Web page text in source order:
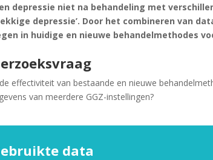
depressie niet na behandeling met
depressie’. Door het combineren van
in huidige en nieuwe behandelmethodes
effectiviteit van bestaande en nieuwe
van meerdere GGZ-instellingen?
data